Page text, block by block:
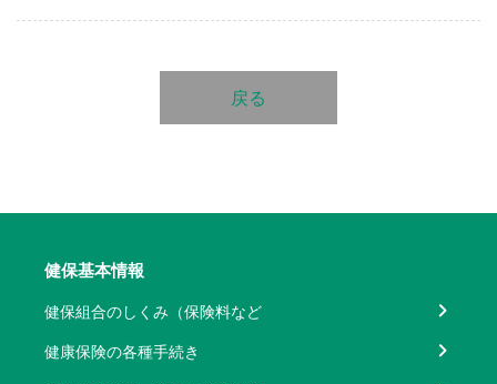
戻る
健保基本情報
健保組合のしくみ（保険料など
健康保険の各種手続き